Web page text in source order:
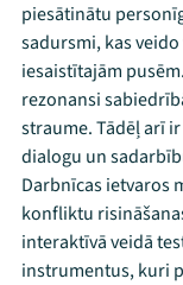
piesātinātu
sadursmi, kas
iesaistītajām
rezonansi
straume. Tādēļ arī
dialogu un
Darbnīcas ietvaros
konfliktu
interaktīvā veidā
instrumentus, kuri